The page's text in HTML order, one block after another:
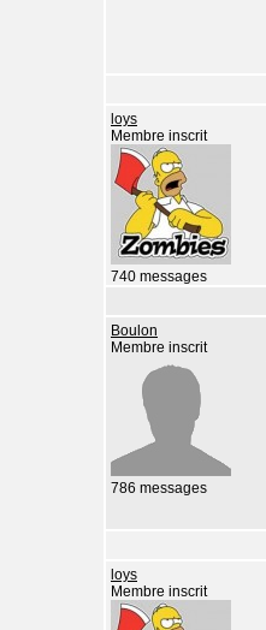
loys
Membre inscrit
740 messages
Boulon
Membre inscrit
786 messages
loys
Membre inscrit